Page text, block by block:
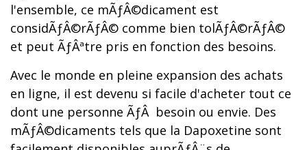
l'ensemble, ce mÃƒÂ©dicament est
considÃƒÂ©rÃƒÂ© comme bien tolÃƒÂ©rÃƒÂ©
et peut ÃƒÂªtre pris en fonction des besoins.
Avec le monde en pleine expansion des achats
en ligne, il est devenu si facile d'acheter tout ce
dont une personne ÃƒÂ besoin ou envie. Des
mÃƒÂ©dicaments tels que la Dapoxetine sont